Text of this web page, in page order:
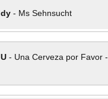
- Ms Sehnsucht
- Una Cerveza por Favor -